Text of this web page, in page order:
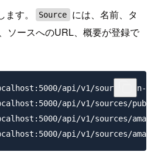
す。 Source
には、名前、タ
ソースへのURL、概要が登録で
api/v1/sources/on-
api/v1/sources/
api/v1/sources/